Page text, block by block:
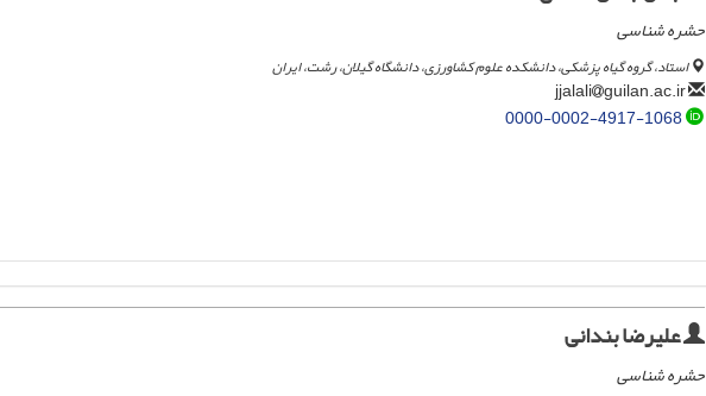
حشره شناسی
استاد، گروه گیاه پزشکی، دانشکده علوم کشاورزی، دانشگاه گیلان، رشت، ایران
guilan.ac.ir
0000-0002-4917-1068
علیرضا بندانی
حشره شناسی